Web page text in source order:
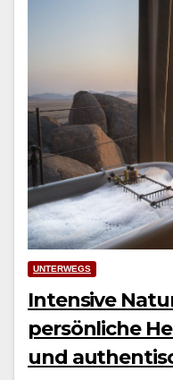
UNTERWEGS
Intensive
persönliche
und